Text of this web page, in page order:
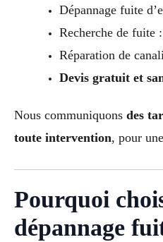
Dépannage fuite
Recherche de fuite
Réparation de
Devis gratuit et
Nous communiquons des
toute intervention, pour
Pourquoi
dépannage